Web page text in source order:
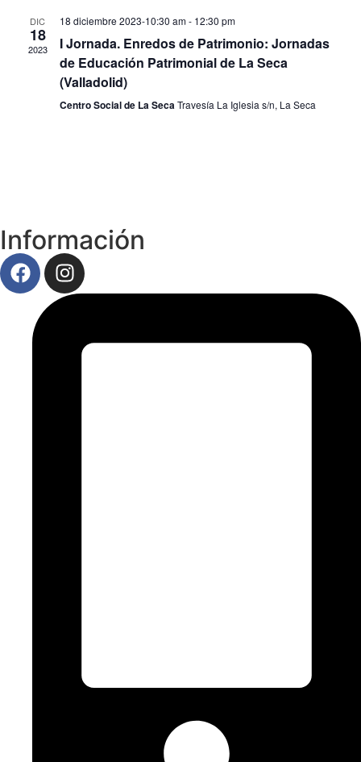
DIC
18
2023
18 diciembre 2023-10:30 am- 12:30 pm
I Jornada. Enredos de Patrimonio: Jornadas
de Educación Patrimonial de La Seca
(Valladolid)
Centro Social de La SecaTravesía La Iglesia s/n, La Seca
Información